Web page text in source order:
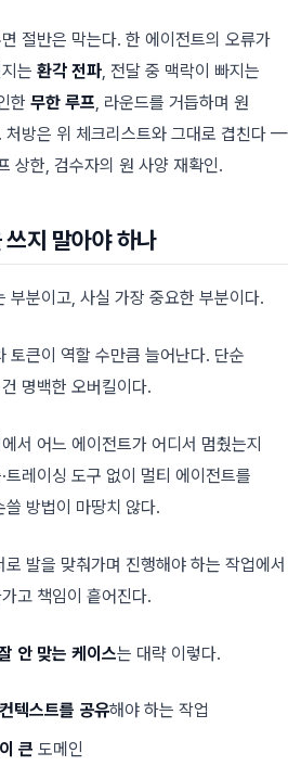
절반은 막는다. 한 에이전트의 오류가
는 환각 전파 , 전달 중 맥락이 빠지는
한 무한 루프 , 라운드를 거듭하며 원
. 처방은 위 체크리스트와 그대로 겹친다 —
상한, 검수자의 원 사양 재확인.
지 말아야 하나
부분이고, 사실 가장 중요한 부분이다.
토큰이 역할 수만큼 늘어난다. 단순
명백한 오버킬이다.
서 어느 에이전트가 어디서 멈췄는지
트레이싱 도구 없이 멀티 에이전트를
방법이 마땅치 않다.
로 발을 맞춰가며 진행해야 하는 작업에서
고 책임이 흩어진다.
안 맞는 케이스는 대략 이렇다.
텍스트를 공유해야 하는 작업
큰 도메인